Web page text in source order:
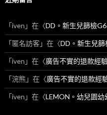
「iven 」在〈DD。新生兒篩檢
「匿名訪客」在〈DD。新生兒
「iven 」在〈廣告不實的退款經
「浣熊 」在〈廣告不實的退款經
「iven 」在〈LEMON。幼兒園幼